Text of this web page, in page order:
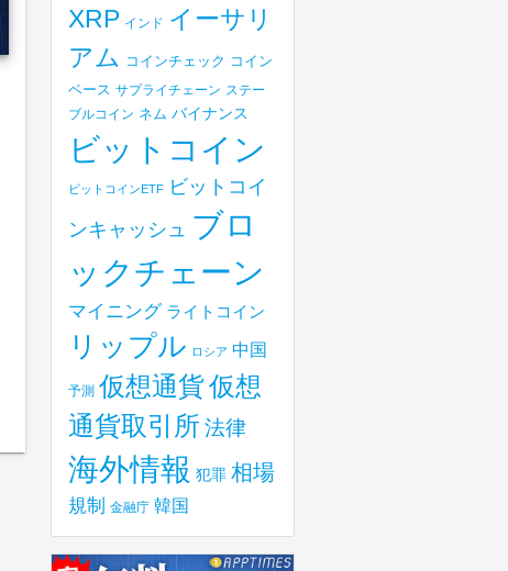
XRP インド イーサリ
アム コインチェック コイン
ベース サプライチェーン ステー
ブルコイン ネム バイナンス
ビットコイン
ビットコインETF
ビットコイ
ンキャッシュ ブロ
ックチェーン
マイニング ライトコイン
リップル ロシア 中国
予測 仮想通貨仮想
通貨取引所 法律
海外情報 犯罪 相場
規制 金融庁 韓国